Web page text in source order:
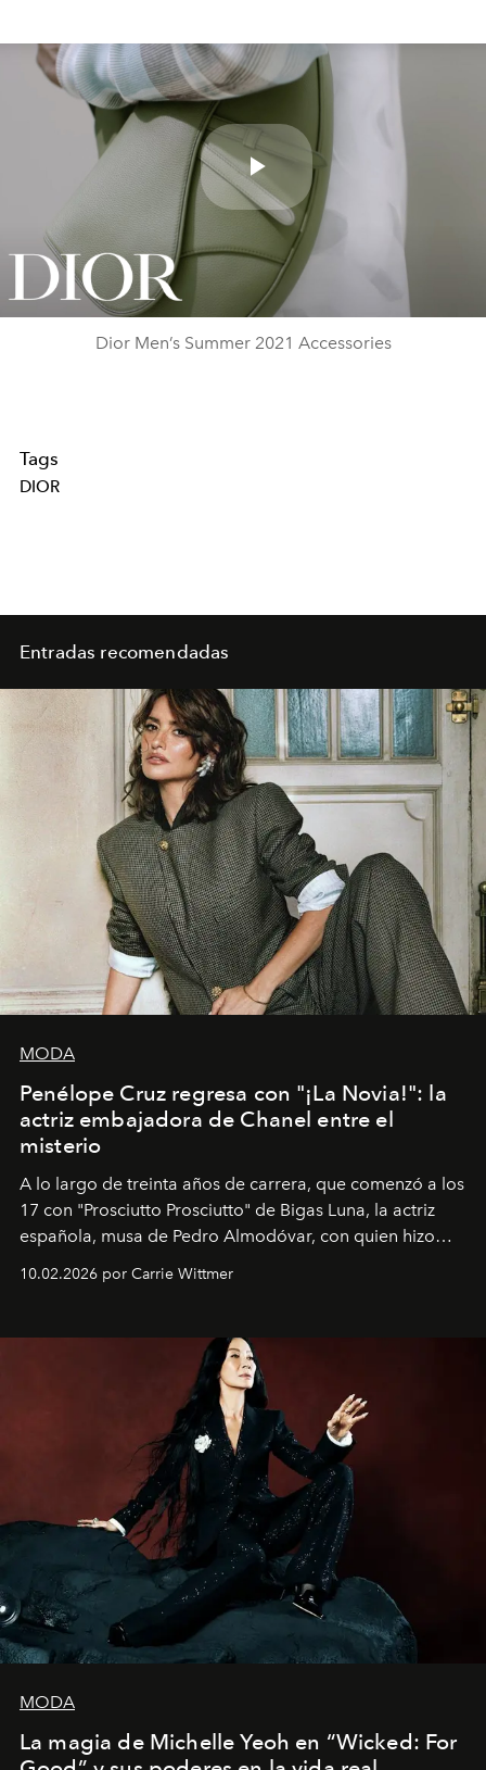
Play
Video
Dior Men’s Summer 2021 Accessories
Tags
DIOR
Entradas recomendadas
MODA
Penélope Cruz regresa con "¡La Novia!": la
actriz embajadora de Chanel entre el
misterio
A lo largo de treinta años de carrera, que comenzó a los
17 con "Prosciutto Prosciutto" de Bigas Luna, la actriz
española, musa de Pedro Almodóvar, con quien hizo
Barcelona", ha dividido su tiempo entre Europa y
dirigida por Maggie Gyllenhaal.
10.02.2026 por Carrie Wittmer
MODA
La magia de Michelle Yeoh en “Wicked: For